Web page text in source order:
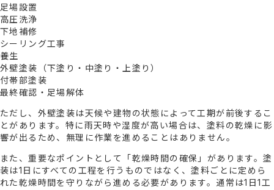
足場設置
高圧洗浄
下地補修
シーリング工事
養生
外壁塗装（下塗り・中塗り・上塗り）
付帯部塗装
最終確認・足場解体
ただし、外壁塗装は天候や建物の状態によって工期が前後するこ
とがあります。特に雨天時や湿度が高い場合は、塗料の乾燥に影
響が出るため、無理に作業を進めることはありません。
また、重要なポイントとして「乾燥時間の確保」があります。塗
装は1日にすべての工程を行うものではなく、塗料ごとに定めら
れた乾燥時間を守りながら進める必要があります。通常は1日1工